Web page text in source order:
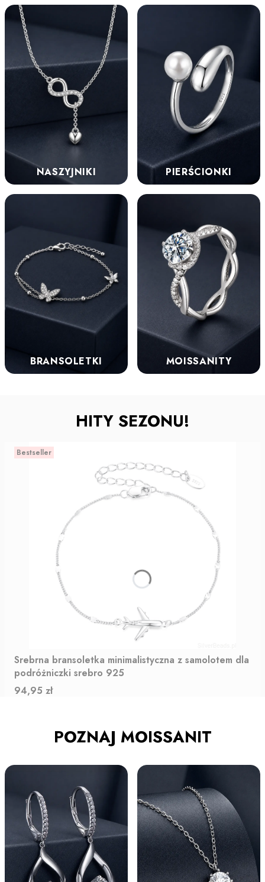
NASZYJNIKI PIERŚCIONKI
BRANSOLETKI MOISSANITY
HITY SEZONU!
Bestseller
Srebrna bransoletka minimalistyczna z samolotem dla
podróżniczki srebro 925
Cena
94,95 zł
POZNAJ MOISSANIT